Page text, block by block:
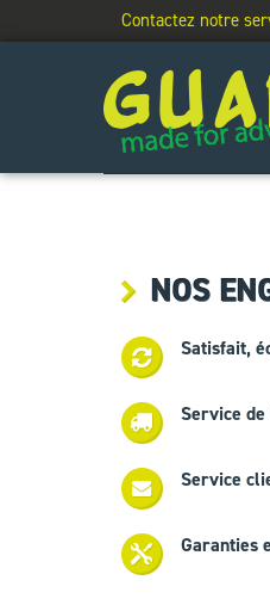
Contactez notre
NOS
Satisfait,
Service
Service
Garanties